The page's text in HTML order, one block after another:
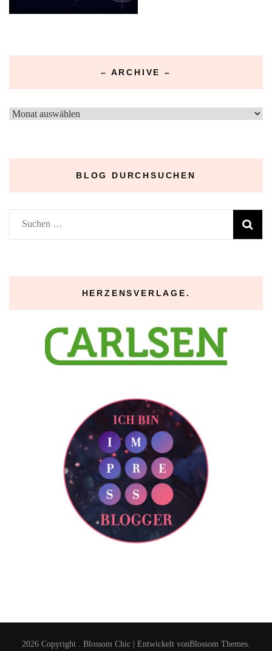
– ARCHIVE –
–
BLOG DURCHSUCHEN
Suchen
nach:
HERZENSVERLAGE.
2026 Copyright . Blossom Chic | Entwickelt vonBlossom Themes.